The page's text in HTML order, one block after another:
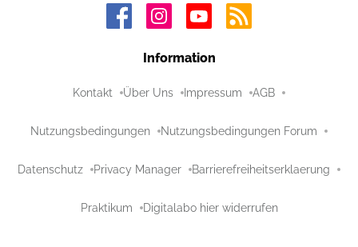
Information
Kontakt Über Uns Impressum AGB
Nutzungsbedingungen Nutzungsbedingungen Forum
Datenschutz Privacy Manager Barrierefreiheitserklaerung
Praktikum Digitalabo hier widerrufen